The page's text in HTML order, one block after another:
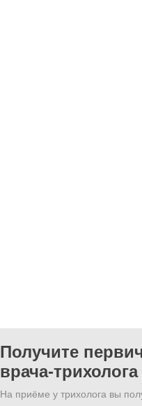
Получите
врача-трихолога
На приёме у трихолога вы